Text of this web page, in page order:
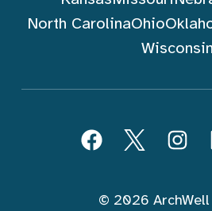
North CarolinaOhio
Wisconsin
FacebookTwitter
© 2026